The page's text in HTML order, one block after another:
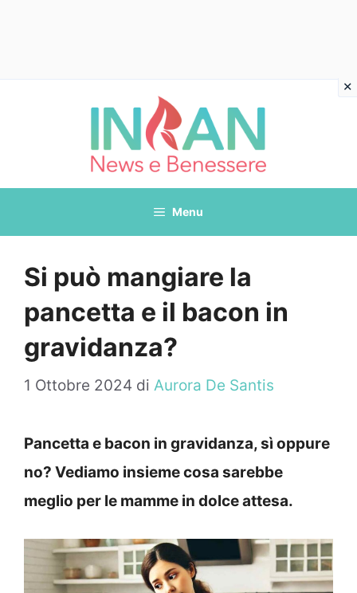
Menu
Si può mangiare la
pancetta e il bacon in
gravidanza?
1 Ottobre 2024 di Aurora De Santis
Pancetta e bacon in gravidanza, sì oppure
no? Vediamo insieme cosa sarebbe
meglio per le mamme in dolce attesa.